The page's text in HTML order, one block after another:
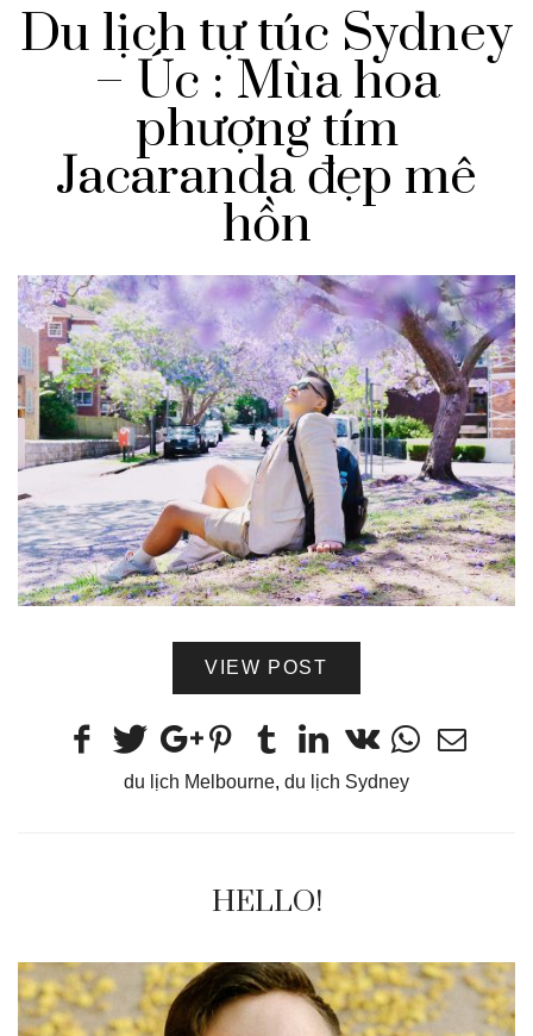
Du lịch tự túc Sydney
– Úc : Mùa hoa
phượng tím
Jacaranda đẹp mê
hồn
VIEW POST
du lịch Melbourne, du lịch Sydney
HELLO!